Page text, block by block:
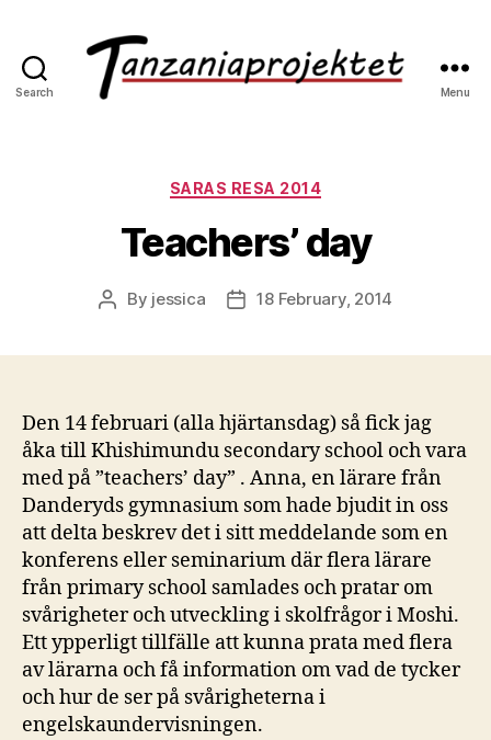
Search Menu
SARAS RESA 2014
Teachers’ day
By jessica 18 February, 2014
Den 14 februari (alla hjärtansdag) så fick jag
åka till Khishimundu secondary school och vara
med på ”teachers’ day” . Anna, en lärare från
Danderyds gymnasium som hade bjudit in oss
att delta beskrev det i sitt meddelande som en
konferens eller seminarium där flera lärare
från primary school samlades och pratar om
svårigheter och utveckling i skolfrågor i Moshi.
Ett ypperligt tillfälle att kunna prata med flera
av lärarna och få information om vad de tycker
och hur de ser på svårigheterna i
engelskaundervisningen.